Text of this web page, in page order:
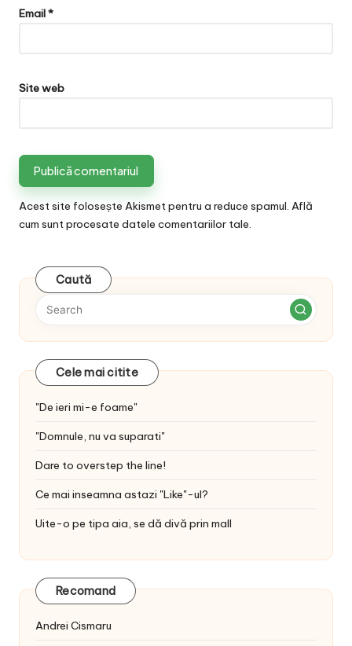
Email*
Site web
Acest site folosește Akismet pentru a reduce spamul. Află
cum sunt procesate datele comentariilor tale.
Caută
Cele mai citite
"De ieri mi-e foame"
"Domnule, nu va suparati"
Dare to overstep the line!
Ce mai inseamna astazi "Like"-ul?
Uite-o pe tipa aia, se dă divă prin mall
Recomand
Andrei Cismaru